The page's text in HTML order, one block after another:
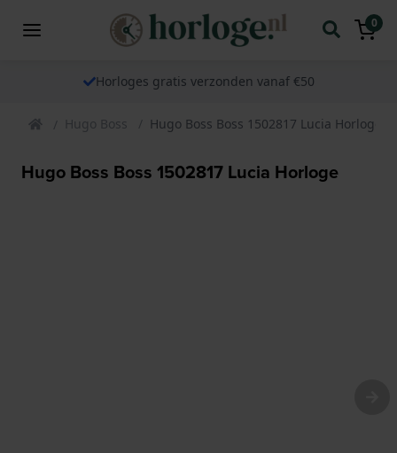
0
Horloges gratis verzonden vanaf €50
Hugo Boss Hugo Boss Boss 1502817 Lucia Horloge
Hugo Boss Boss 1502817 Lucia Horloge